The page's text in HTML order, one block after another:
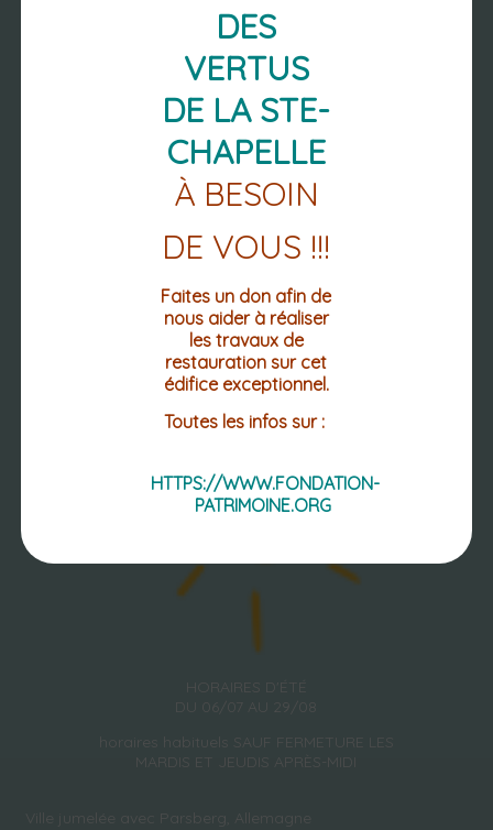
63 270 VIC-LE-COMTE
04 73 69 02 12
04 73 69 12 60 (FAX.)
Mentions légales
Accessibilité : non conforme
DU LUNDI AU VENDREDI
LES MATINS DE 8h30 à 12h30
LES APRÈS-MIDI
LUNDI : 13h30-18h30
MARDI / MERCREDI/ JEUDI : 13h30 -
17h30
VENDREDI : 13h30 - 16h30
HORAIRES D'ÉTÉ
DU 06/07 AU 29/08
horaires habituels SAUF FERMETURE LES
MARDIS ET JEUDIS APRÈS-MIDI
Ville jumelée avec Parsberg, Allemagne
DES
VERTUS
DE LA STE-
CHAPELLE
À BESOIN
DE VOUS !!!
Faites un don afin de
nous aider à réaliser
les travaux de
restauration sur cet
édifice exceptionnel.
Toutes les infos sur :
HTTPS://WWW.FONDATION-
PATRIMOINE.ORG